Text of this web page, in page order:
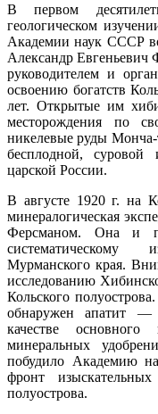
В первом
геологическом
Академии наук СССР
Александр Евгеньевич
руководителем и
освоению богатств
лет. Открытые им
месторождения по
никелевые руды Монча-
бесплодной,
царской России.
В августе 1920 г. на
минералогическая
Ферсманом. Она и
систематическому
Мурманского края.
исследованию
Кольского
обнаружен апатит
качестве
минеральных
побудило Академию
фронт
полуострова.